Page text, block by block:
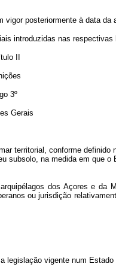
posteriormente à data da
introduzidas nas respectivas
II
3º
Gerais
conforme definido
na medida em que
dos Açores e da
ou jurisdição
vigente num Estado